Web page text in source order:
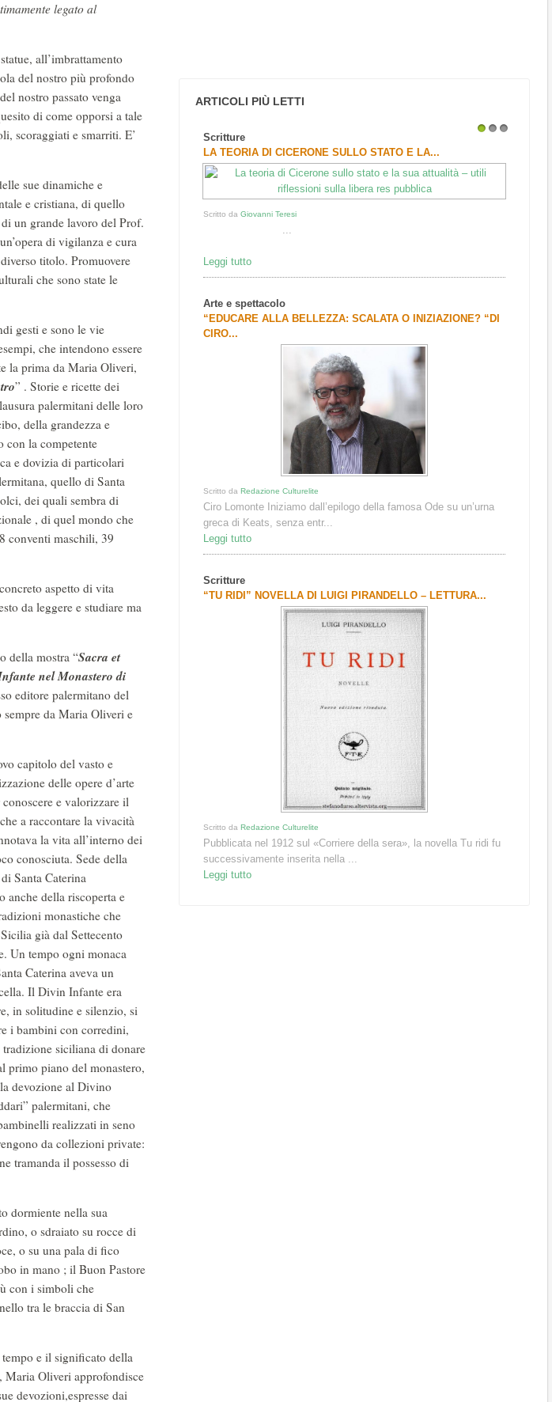
legato al
all’imbrattamento
del nostro più profondo
nostro passato venga
di come opporsi a tale
scoraggiati e smarriti. E’
sue dinamiche e
e cristiana, di quello
un grande lavoro del Prof.
di vigilanza e cura
titolo. Promuovere
che sono state le
gesti e sono le vie
che intendono essere
la prima da Maria Oliveri,
” . Storie e ricette dei
palermitani delle loro
della grandezza e
con la competente
e dovizia di particolari
quello di Santa
dei quali sembra di
, di quel mondo che
conventi maschili, 39
aspetto di vita
da leggere e studiare ma
della mostra “Sacra et
nel Monastero di
editore palermitano del
sempre da Maria Oliveri e
capitolo del vasto e
delle opere d’arte
e valorizzare il
a raccontare la vivacità
la vita all’interno dei
conosciuta. Sede della
Santa Caterina
anche della riscoperta e
monastiche che
già dal Settecento
Un tempo ogni monaca
Caterina aveva un
Il Divin Infante era
in solitudine e silenzio, si
i bambini con corredini,
siciliana di donare
primo piano del monastero,
devozione al Divino
palermitani, che
realizzati in seno
da collezioni private:
tramanda il possesso di
dormiente nella sua
o sdraiato su rocce di
o su una pala di fico
in mano ; il Buon Pastore
con i simboli che
tra le braccia di San
e il significato della
Oliveri approfondisce
devozioni,espresse dai
ARTICOLI PIÙ LETTI
Scritture
LA TEORIA DI CICERONE SULLO STATO E LA...
Scritto daGiovanni Teresi
...
Leggi tutto
Arte e spettacolo
“EDUCARE ALLA BELLEZZA: SCALATA O INIZIAZIONE? “DI
CIRO...
Scritto daRedazione Culturelite
Ciro Lomonte Iniziamo dall’epilogo della famosa Ode su un’urna
greca di Keats, senza entr...
Leggi tutto
Scritture
“TU RIDI” NOVELLA DI LUIGI PIRANDELLO – LETTURA...
Scritto daRedazione Culturelite
Pubblicata nel 1912 sul «Corriere della sera», la novella Tu ridi fu
successivamente inserita nella ...
Leggi tutto